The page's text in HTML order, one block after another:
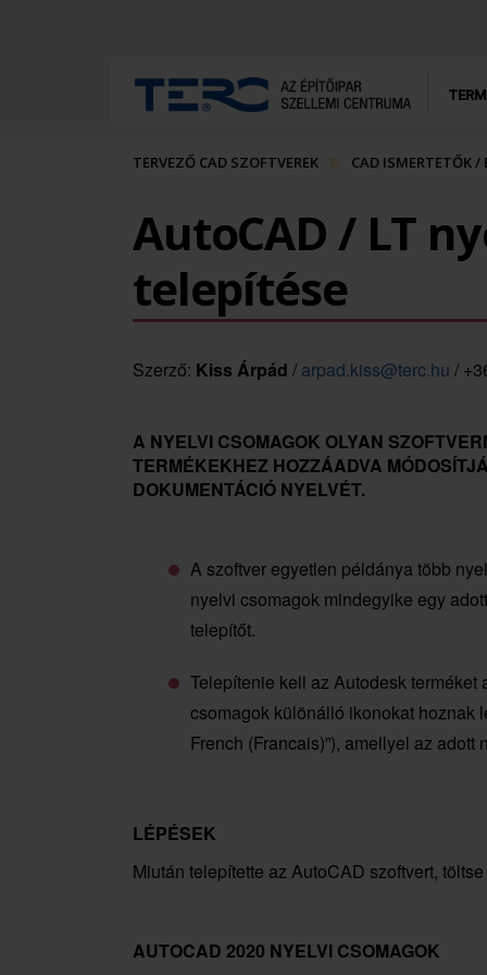
TERVEZŐ CAD SZOFTVEREK CAD ISMERTETŐK /
AutoCAD / LT
telepítése
Szerző: Kiss Árpád / arpad.kiss@terc.hu /
A NYELVI CSOMAGOK OLYAN
TERMÉKEKHEZ HOZZÁADVA
DOKUMENTÁCIÓ NYELVÉT.
A szoftver egyetlen példánya több
nyelvi csomagok mindegyike egy
telepítőt.
Telepítenie kell az Autodesk
csomagok különálló ikonokat hoznak
French (Francais)”), amellyel az
LÉPÉSEK
Miután telepítette az AutoCAD szoftvert,
AUTOCAD 2020 NYELVI CSOMAGOK